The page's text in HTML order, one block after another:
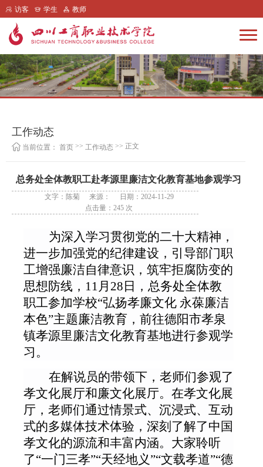
访客 学生 教师
工作动态
当前位置： 首页 >> 工作动态 >> 正文
总务处全体教职工赴孝源里廉洁文化教育基地参观学习
文字：陈菊 来源：
日期：2024-11-29
点击量： 245 次
为深入学习贯彻党的二十大精神，
进一步加强党的纪律建设，引导部门职
工增强廉洁自律意识，筑牢拒腐防变的
思想防线，11月28日， 总务处全体教
职工参加学校“弘扬孝廉文化 永葆廉洁
本色”主题廉洁教育 ， 前往德阳市孝泉
镇孝源里廉洁文化教育基地进行参观学
习。
在解说员的带领下， 老师们参观了
孝文化展厅和廉文化展厅。在孝文化展
厅， 老师们通过情景式、沉浸式、互动
式的多媒体技术体验，深刻了解了中国
孝文化的源流和丰富内涵。大家聆听
了“一门三孝”“天经地义”“文载孝道”“德